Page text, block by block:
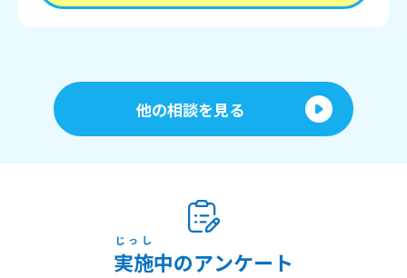
他の相談を見る
実施
じっし
中のアンケート